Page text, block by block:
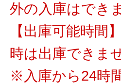
外の入庫はでき
【出庫可能時間
時は出庫できま
※入庫から24時